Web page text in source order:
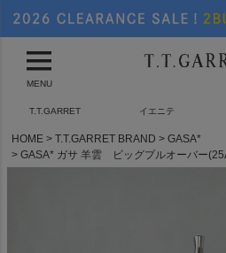
MENU
T.T.GARRET イエニテ
HOME T.T.GARRET BRAND
GASA*
GASA* ガサ 羊雲 ビッグプルオーバー